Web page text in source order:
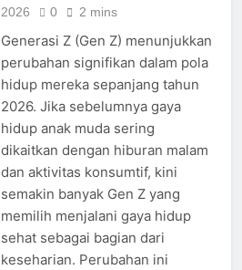
2026
0 2 mins
Generasi Z (Gen Z) menunjukkan
perubahan signifikan dalam pola
hidup mereka sepanjang tahun
2026. Jika sebelumnya gaya
hidup anak muda sering
dikaitkan dengan hiburan malam
dan aktivitas konsumtif, kini
semakin banyak Gen Z yang
memilih menjalani gaya hidup
sehat sebagai bagian dari
keseharian. Perubahan ini